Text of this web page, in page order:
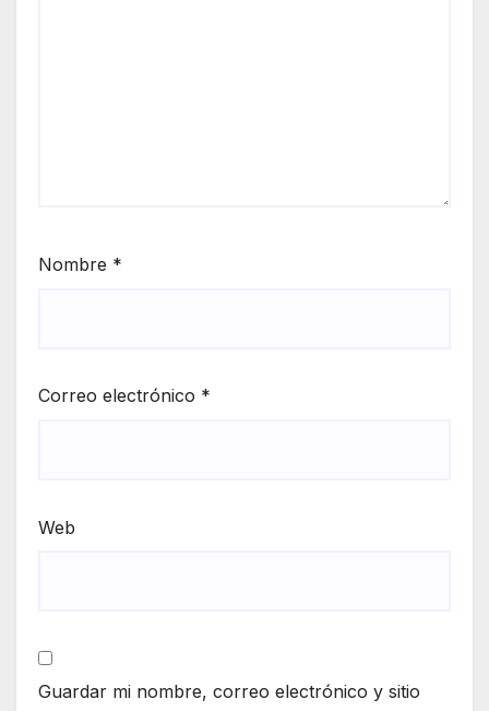
Nombre *
Correo electrónico *
Web
Guardar mi nombre, correo electrónico y sitio